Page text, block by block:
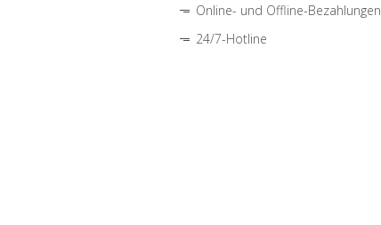
Online- und Offline-Bezahlungen
24/7-Hotline